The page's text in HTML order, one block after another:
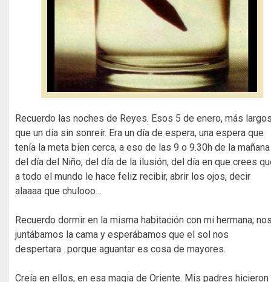
Recuerdo las noches de Reyes. Esos 5 de enero, más
que un día sin sonreír. Era un día de espera, una espera que
tenía la meta bien cerca, a eso de las 9 o 9.30h de la mañana
del día del Niño, del día de la ilusión, del día en que crees
a todo el mundo le hace feliz recibir, abrir los ojos, decir
alaaaa que chulooo…
Recuerdo dormir en la misma habitación con mi hermana;
juntábamos la cama y esperábamos que el sol nos
despertara…porque aguantar es cosa de mayores.
Creía en ellos, en esa magia de Oriente. Mis padres hicieron